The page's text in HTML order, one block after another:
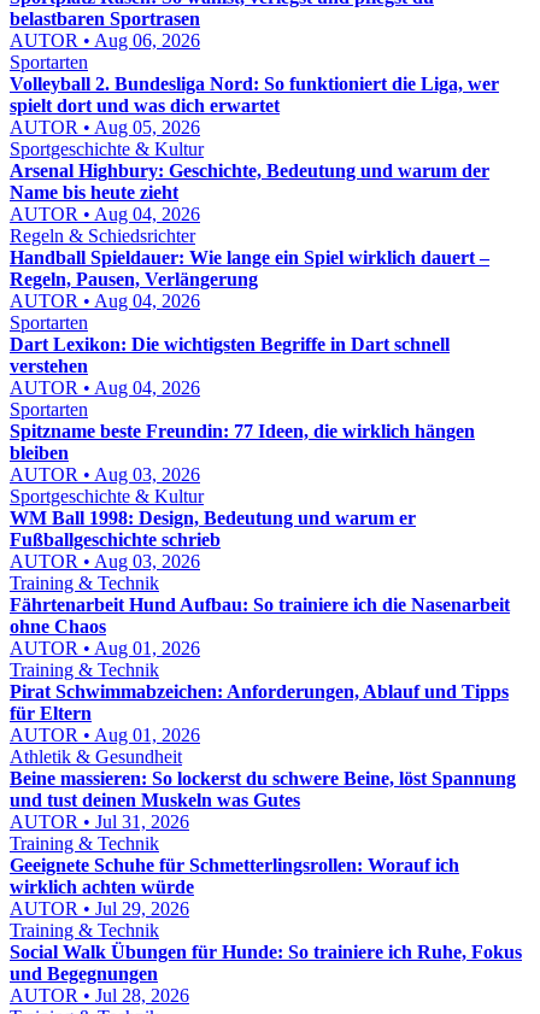
belastbaren Sportrasen
AUTOR • Aug 06, 2026
Sportarten
Volleyball 2. Bundesliga Nord: So funktioniert die Liga, wer
spielt dort und was dich erwartet
AUTOR • Aug 05, 2026
Sportgeschichte & Kultur
Arsenal Highbury: Geschichte, Bedeutung und warum der
Name bis heute zieht
AUTOR • Aug 04, 2026
Regeln & Schiedsrichter
Handball Spieldauer: Wie lange ein Spiel wirklich dauert –
Regeln, Pausen, Verlängerung
AUTOR • Aug 04, 2026
Sportarten
Dart Lexikon: Die wichtigsten Begriffe in Dart schnell
verstehen
AUTOR • Aug 04, 2026
Sportarten
Spitzname beste Freundin: 77 Ideen, die wirklich hängen
bleiben
AUTOR • Aug 03, 2026
Sportgeschichte & Kultur
WM Ball 1998: Design, Bedeutung und warum er
Fußballgeschichte schrieb
AUTOR • Aug 03, 2026
Training & Technik
Fährtenarbeit Hund Aufbau: So trainiere ich die Nasenarbeit
ohne Chaos
AUTOR • Aug 01, 2026
Training & Technik
Pirat Schwimmabzeichen: Anforderungen, Ablauf und Tipps
für Eltern
AUTOR • Aug 01, 2026
Athletik & Gesundheit
Beine massieren: So lockerst du schwere Beine, löst Spannung
und tust deinen Muskeln was Gutes
AUTOR • Jul 31, 2026
Training & Technik
Geeignete Schuhe für Schmetterlingsrollen: Worauf ich
wirklich achten würde
AUTOR • Jul 29, 2026
Training & Technik
Social Walk Übungen für Hunde: So trainiere ich Ruhe, Fokus
und Begegnungen
AUTOR • Jul 28, 2026